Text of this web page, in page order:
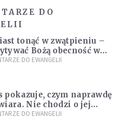
DO
tonąć w zwątpieniu –
Bożą obecność w
codziennego życia
DO EWANGELII
pokazuje, czym naprawdę
Nie chodzi o jej
DO EWANGELII